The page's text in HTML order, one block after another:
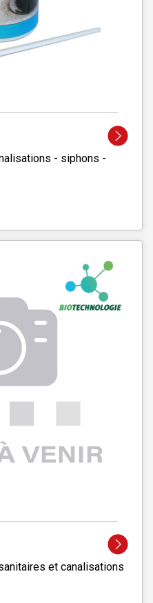
- siphons -
et canalisations